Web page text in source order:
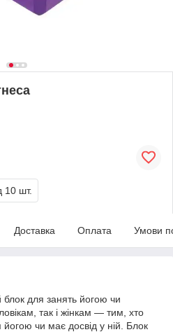
10 шт.
Доставка Оплата Умови
для занять йогою чи
так і жінкам — тим, хто
чи має досвід у ній. Блок